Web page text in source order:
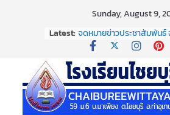
Sunday, August 9,
Latest:
จดหมายข่าวประชาสัมพันธ์
ประจำเดือนมิถุนายน 2569
จดหมายข่าวประชาสัมพันธ์
ประจำเดือนมิถุนายน 2569
กิจกรรมต่อต้านยาเสพติด
กิจกรรมวันสุนทรภู่ ประจ
จดหมายข่าวประชาสัมพัน
ประจำเดือนมิถุนายน 2569